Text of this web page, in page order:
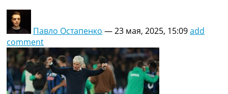
Павло Остапенко —23 мая, 2025, 15:09add
comment